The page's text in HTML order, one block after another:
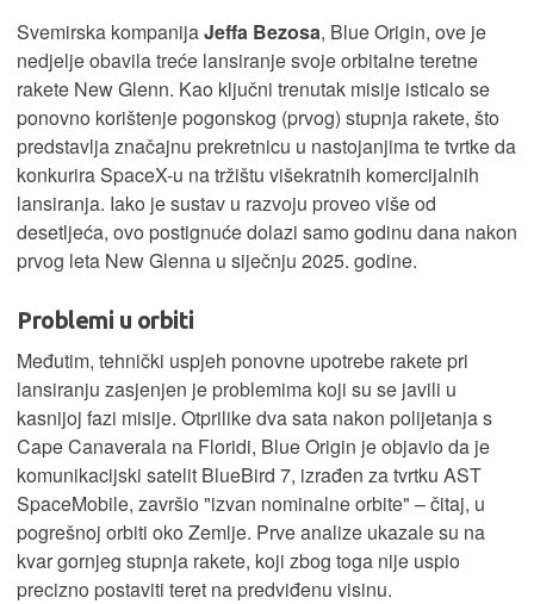
Svemirska kompanijaJeffa Bezosa, Blue Origin, ove je
nedjelje obavila treće lansiranje svoje orbitalne teretne
rakete New Glenn. Kao ključni trenutak misije isticalo se
ponovno korištenje pogonskog (prvog) stupnja rakete, što
predstavlja značajnu prekretnicu u nastojanjima te tvrtke da
konkurira SpaceX-u na tržištu višekratnih komercijalnih
lansiranja. Iako je sustav u razvoju proveo više od
desetljeća, ovo postignuće dolazi samo godinu dana nakon
prvog leta New Glenna u siječnju 2025. godine.
Problemi u orbiti
Međutim, tehnički uspjeh ponovne upotrebe rakete pri
lansiranju zasjenjen je problemima koji su se javili u
kasnijoj fazi misije. Otprilike dva sata nakon polijetanja s
Cape Canaverala na Floridi, Blue Origin je objavio da je
komunikacijski satelit BlueBird 7, izrađen za tvrtku AST
SpaceMobile, završio "izvan nominalne orbite" – čitaj, u
pogrešnoj orbiti oko Zemlje. Prve analize ukazale su na
kvar gornjeg stupnja rakete, koji zbog toga nije uspio
precizno postaviti teret na predviđenu visinu.